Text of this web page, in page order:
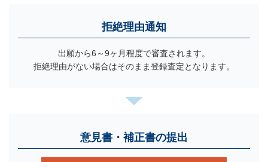
拒絶理由通知
出願から6～9ヶ月程度で審査されます。
拒絶理由がない場合はそのまま登録査定となります。
意見書・補正書の提出